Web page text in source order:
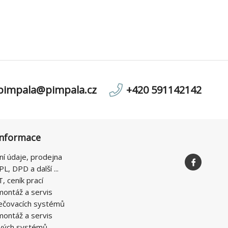
+420 591142142
údaje, prodejna
DPD a další ...
ceník prací
a servis
systémů
a servis